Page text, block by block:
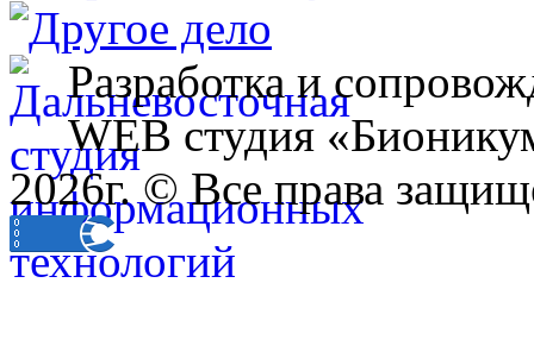
Разработка и
WEB студия
2026г. © Все права